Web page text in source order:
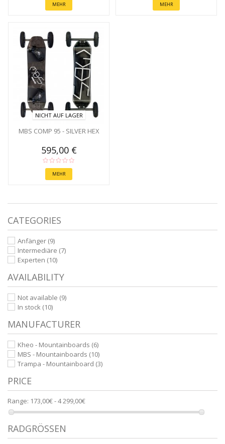
MEHR MEHR
NICHT AUF LAGER
MBS COMP 95 - SILVER HEX
595,00 €
MEHR
CATEGORIES
Anfänger (9)
Intermediäre (7)
Experten (10)
AVAILABILITY
Not available (9)
In stock (10)
MANUFACTURER
Kheo - Mountainboards (6)
MBS - Mountainboards (10)
Trampa - Mountainboard (3)
PRICE
Range: 173,00€ - 4 299,00€
RADGRÖSSEN